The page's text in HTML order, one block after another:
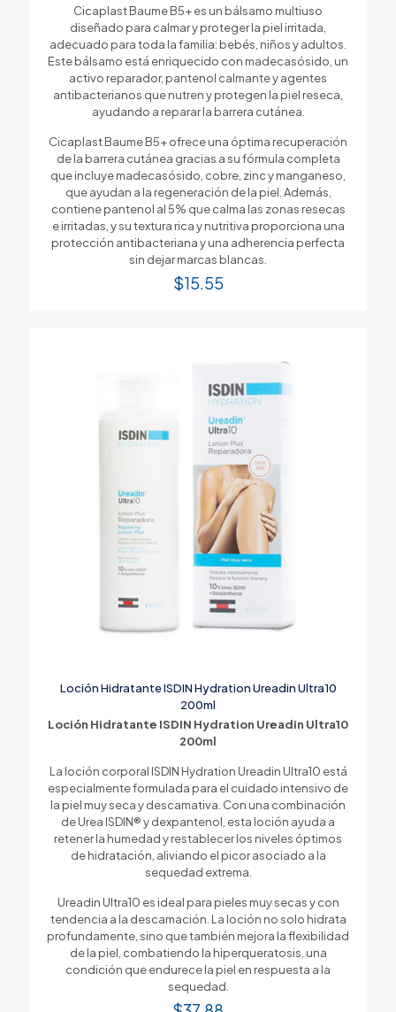
Cicaplast Baume B5+ es un bálsamo multiuso
diseñado para calmar y proteger la piel irritada,
adecuado para toda la familia: bebés, niños y adultos.
Este bálsamo está enriquecido con madecasósido, un
activo reparador, pantenol calmante y agentes
antibacterianos que nutren y protegen la piel reseca,
ayudando a reparar la barrera cutánea.
Cicaplast Baume B5+ ofrece una óptima recuperación
de la barrera cutánea gracias a su fórmula completa
que incluye madecasósido, cobre, zinc y manganeso,
que ayudan a la regeneración de la piel. Además,
contiene pantenol al 5% que calma las zonas resecas
e irritadas, y su textura rica y nutritiva proporciona una
protección antibacteriana y una adherencia perfecta
sin dejar marcas blancas.
$15.55
Loción Hidratante ISDIN Hydration Ureadin Ultra10
200ml
Loción Hidratante ISDIN Hydration Ureadin Ultra10
200ml
La loción corporal ISDIN Hydration Ureadin Ultra10 está
especialmente formulada para el cuidado intensivo de
la piel muy seca y descamativa. Con una combinación
de Urea ISDIN® y dexpantenol, esta loción ayuda a
retener la humedad y restablecer los niveles óptimos
de hidratación, aliviando el picor asociado a la
sequedad extrema.
Ureadin Ultra10 es ideal para pieles muy secas y con
tendencia a la descamación. La loción no solo hidrata
profundamente, sino que también mejora la flexibilidad
de la piel, combatiendo la hiperqueratosis, una
condición que endurece la piel en respuesta a la
sequedad.